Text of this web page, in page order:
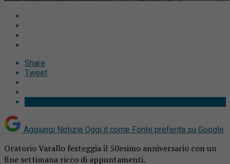
Share
Tweet
Aggiungi Notizia Oggi.it come Fonte preferita su Google
Oratorio Varallo festeggia il 50esimo anniversario con un
fine settimana ricco di appuntamenti.